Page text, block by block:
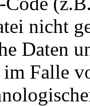
nicht
Daten
im Falle